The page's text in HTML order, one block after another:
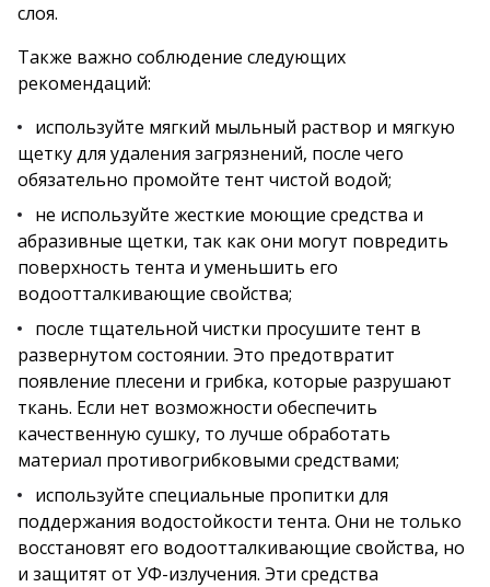
слоя.
Также важно соблюдение следующих
рекомендаций:
используйте мягкий мыльный раствор и мягкую
щетку для удаления загрязнений, после чего
обязательно промойте тент чистой водой;
не используйте жесткие моющие средства и
абразивные щетки, так как они могут повредить
поверхность тента и уменьшить его
водоотталкивающие свойства;
после тщательной чистки просушите тент в
развернутом состоянии. Это предотвратит
появление плесени и грибка, которые разрушают
ткань. Если нет возможности обеспечить
качественную сушку, то лучше обработать
материал противогрибковыми средствами;
используйте специальные пропитки для
поддержания водостойкости тента. Они не только
восстановят его водоотталкивающие свойства, но
и защитят от УФ-излучения. Эти средства